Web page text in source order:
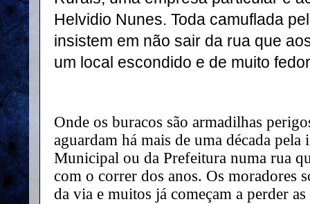
Helvidio Nunes. Toda camuflada
insistem em não sair da rua que
um local escondido e de muito
Onde os buracos são armadilhas
aguardam há mais de uma década pela
Municipal ou da Prefeitura numa rua
com o correr dos anos. Os moradores
da via e muitos já começam a perder as